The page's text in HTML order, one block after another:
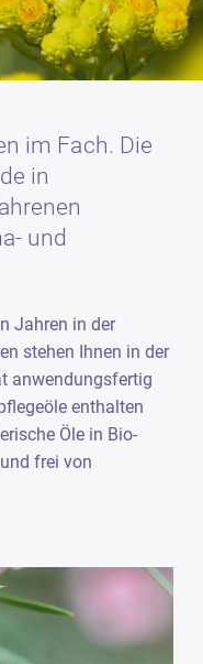
im Fach. Die
in
und
Jahren in der
stehen Ihnen in der
anwendungsfertig
enthalten
Öle in Bio-
frei von